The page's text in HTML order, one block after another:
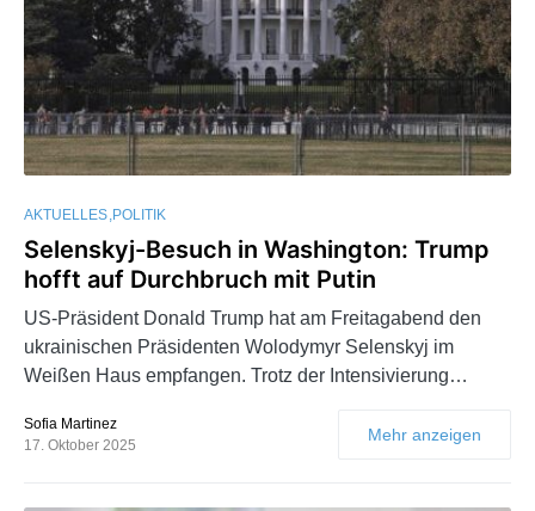
AKTUELLES POLITIK
Selenskyj-Besuch in Washington: Trump
hofft auf Durchbruch mit Putin
US-Präsident Donald Trump hat am Freitagabend den
ukrainischen Präsidenten Wolodymyr Selenskyj im
Weißen Haus empfangen. Trotz der Intensivierung…
Sofia Martinez
17. Oktober 2025
Mehr anzeigen